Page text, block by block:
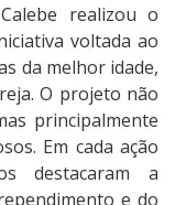
realizou o
voltada ao
da melhor idade,
O projeto não
principalmente
Em cada ação
destacaram a
e do